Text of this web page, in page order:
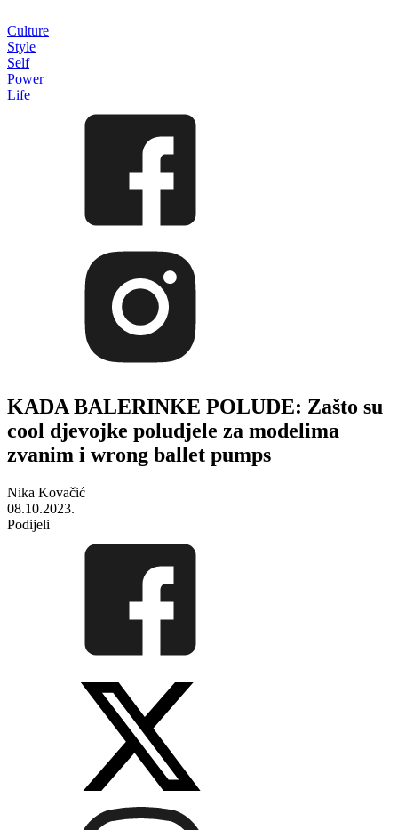
Culture
Style
Self
Power
Life
KADA BALERINKE POLUDE: Zašto su
cool djevojke poludjele za modelima
zvanim i wrong ballet pumps
Nika Kovačić
08.10.2023.
Podijeli